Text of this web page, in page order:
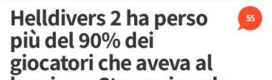
55
Helldivers 2 ha perso
più del 90% dei
giocatori che aveva al